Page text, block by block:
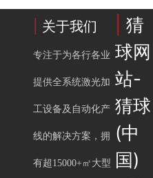
关于我们
专注于为各行各业
提供全系统激光加
工设备及自动化产
线的解决方案，拥
有超15000+㎡大型
猜
球网
站-
猜球
(中
国)